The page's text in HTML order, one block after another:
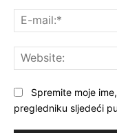
Spremite moje
pregledniku sljedeći